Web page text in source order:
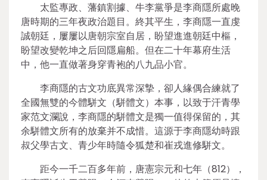
太監專政、藩鎮割據、牛李黨爭是李商隱所處晚
唐時期的三年夜政治題目。終其平生，李商隱一直虔
誠朝廷，屢屢以唐朝宗室自居，盼望進進朝廷中樞，
盼望改變乾坤之后回隱扁船。但在二十年幕府生活
中，他一直做著身穿青袍的八九品小官。
李商隱的古文功底異常深摯，卻人緣偶合練就了
全國無雙的今體駢文（駢體文）本事，以致于汗青學
家范文瀾說，李商隱的駢體文是獨一值得保留的，其
余駢體文所有的放棄并不成惜。這源于李商隱幼時跟
叔父學古文、青少年時隨令狐楚和崔戎進修駢文。
距今一千二百多年前，唐憲宗元和七年（812），